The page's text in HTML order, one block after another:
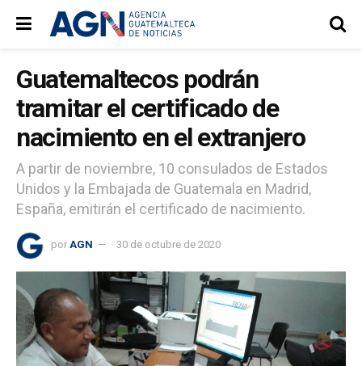
Guatemaltecos podrán
tramitar el certificado de
nacimiento en el extranjero
A partir de noviembre, 10 consulados de Estados
Unidos y la Embajada de Guatemala en Madrid,
España, emitirán el certificado de nacimiento.
por AGN 30 de octubre de 2020